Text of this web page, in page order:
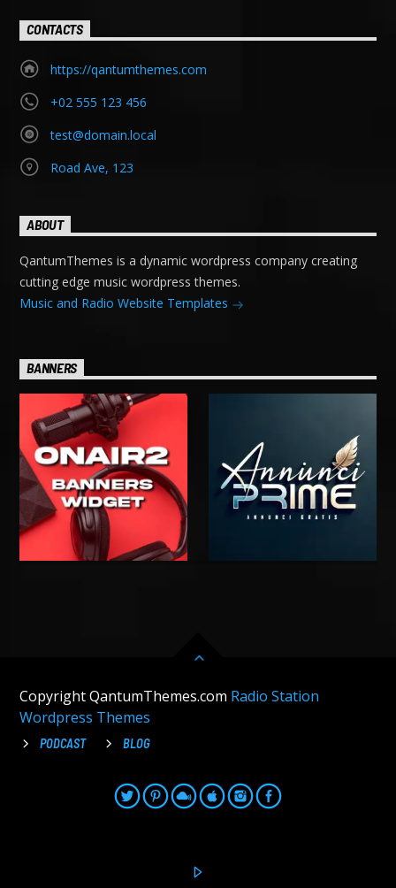
CONTACTS
https://qantumthemes.com
+02 555 123 456
test@domain.local
Road Ave, 123
ABOUT
QantumThemes is a dynamic wordpress company creating
cutting edge music wordpress themes.
Music and Radio Website Templates
BANNERS
Copyright QantumThemes.com Radio Station
Wordpress Themes
PODCAST BLOG